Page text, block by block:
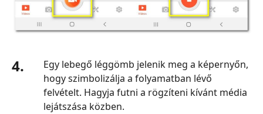
4.
Egy lebegő léggömb jelenik meg a képernyőn,
hogy szimbolizálja a folyamatban lévő
felvételt. Hagyja futni a rögzíteni kívánt média
lejátszása közben.